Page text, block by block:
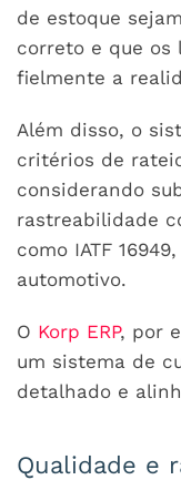
de estoque
correto e que
fielmente a
Além disso, o
critérios de
considerando
rastreabilidade
como IATF
automotivo.
O Korp ERP, por
um sistema de
detalhado e
Qualidade e